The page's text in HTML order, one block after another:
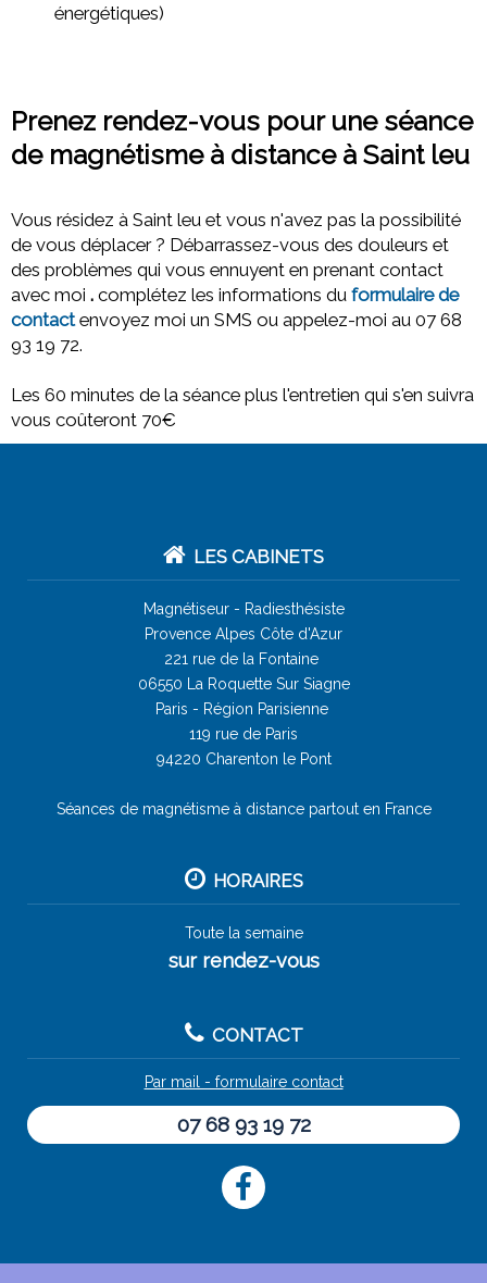
énergétiques)
Prenez rendez-vous pour une séance
de magnétisme à distance à Saint leu
Vous résidez à Saint leu et vous n'avez pas la possibilité
de vous déplacer ? Débarrassez-vous des douleurs et
des problèmes qui vous ennuyent en prenant contact
avec moi . complétez les informations du formulaire de
contactenvoyez moi un SMS ou appelez-moi au 07 68
93 19 72.
Les 60 minutes de la séance plus l'entretien qui s'en suivra
vous coûteront 70€
LES CABINETS
Magnétiseur - Radiesthésiste
Provence Alpes Côte d'Azur
221 rue de la Fontaine
06550 La Roquette Sur Siagne
Paris - Région Parisienne
119 rue de Paris
94220 Charenton le Pont
Séances de magnétisme à distance partout en France
HORAIRES
Toute la semaine
sur rendez-vous
CONTACT
Par mail - formulaire contact
07 68 93 19 72